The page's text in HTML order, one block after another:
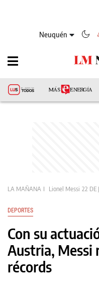
Neuquén
LA MAÑANA Lionel Messi 22 DE
DEPORTES
Con su
Austria, Messi
récords